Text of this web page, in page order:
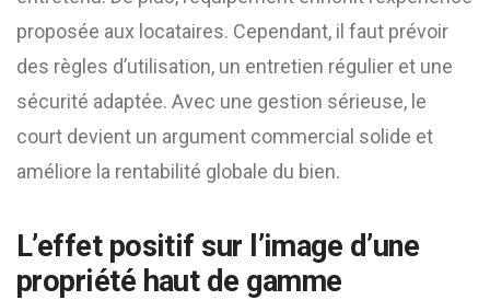
proposée aux locataires. Cependant, il faut prévoir
des règles d’utilisation, un entretien régulier et une
sécurité adaptée. Avec une gestion sérieuse, le
court devient un argument commercial solide et
améliore la rentabilité globale du bien.
L’effet positif sur l’image d’une
propriété haut de gamme